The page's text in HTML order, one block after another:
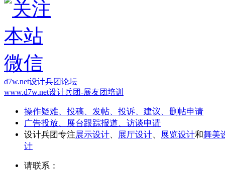
d7w.net设计兵团论坛
www.d7w.net设计兵团-展友团培训
操作疑难、投稿、发帖、投诉、建议、删帖申请
广告投放、展台跟踪报道、访谈申请
设计兵团专注展示设计、 展厅设计、 展览设计和舞美
计
请联系：